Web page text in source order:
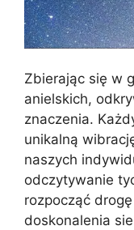
Zbierając się w
anielskich,
znaczenia.
unikalną
naszych
odczytywanie
rozpocząć
doskonalenia